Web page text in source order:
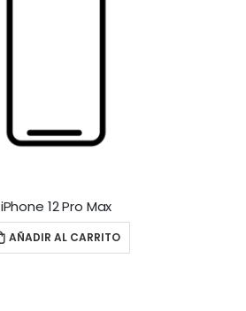
iPhone 12 Pro Max
AÑADIR AL CARRITO